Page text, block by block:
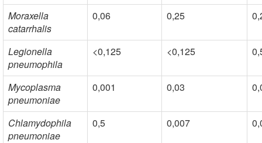
Moraxella
catarrhalis
0,06 0,25
Legionella
pneumophila
<0,125 <0,125
Mycoplasma
pneumoniae
0,001 0,03
Chlamydophila
pneumoniae
0,5 0,007